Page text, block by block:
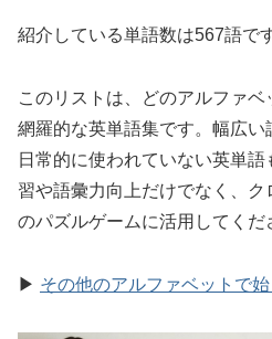
紹介している単語数は567語です
このリストは、どのアルファ
網羅的な英単語集です。幅広い
日常的に使われていない英単
習や語彙力向上だけでなく、
のパズルゲームに活用してくだ
▶ その他のアルファベットで